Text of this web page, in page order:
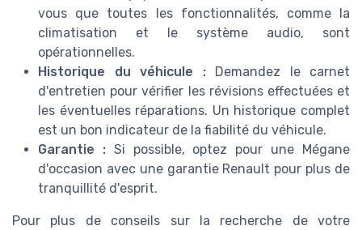
vous que toutes les fonctionnalités, comme la
climatisation et le système audio, sont
opérationnelles.
Historique du véhicule :Demandez le carnet
d'entretien pour vérifier les révisions effectuées et
les éventuelles réparations. Un historique complet
est un bon indicateur de la fiabilité du véhicule.
Garantie :Si possible, optez pour une Mégane
d'occasion avec une garantie Renault pour plus de
tranquillité d'esprit.
Pour plus de conseils sur la recherche de votre